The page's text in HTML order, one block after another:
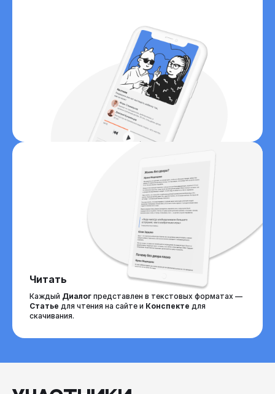
Читать
Каждый Диалог представлен в текстовых форматах —
Статье для чтения на сайте и Конспекте для
скачивания.